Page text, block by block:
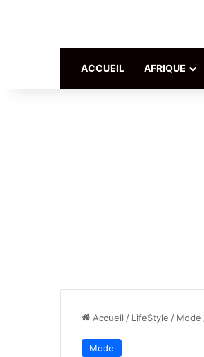
ACCUEIL AFRIQUE
Accueil / LifeStyle / Mode
Mode